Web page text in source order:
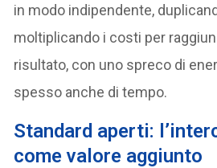
in modo indipendente,
moltiplicando i costi per
risultato, con uno spreco di
spesso anche di tempo.
Standard aperti:
come valore aggiunto